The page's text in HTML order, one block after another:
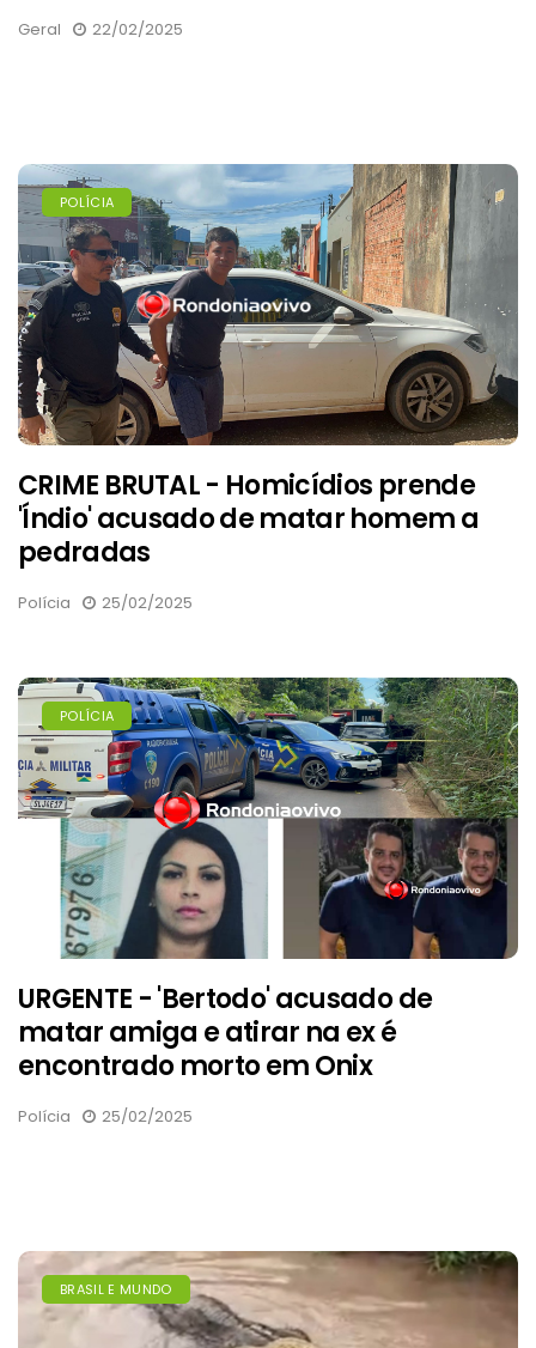
Geral 22/02/2025
POLÍCIA
CRIME BRUTAL - Homicídios prende
'Índio' acusado de matar homem a
pedradas
Polícia 25/02/2025
POLÍCIA
URGENTE - 'Bertodo' acusado de
matar amiga e atirar na ex é
encontrado morto em Onix
Polícia 25/02/2025
BRASIL E MUNDO